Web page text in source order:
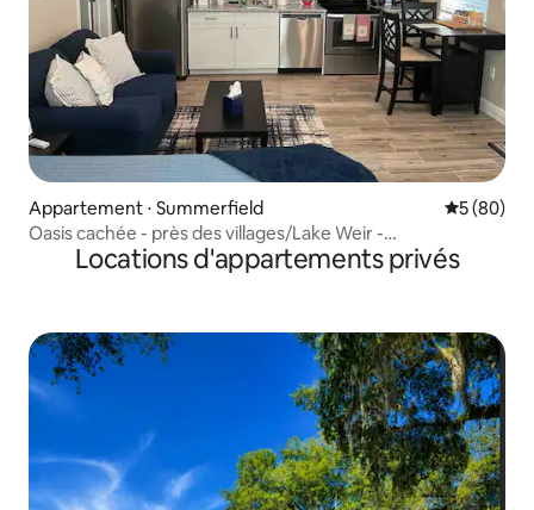
Appartement ⋅ Summerfield
5 (80)
Oasis cachée - près des villages/Lake Weir -
bateau/poisson
Locations d'appartements privés